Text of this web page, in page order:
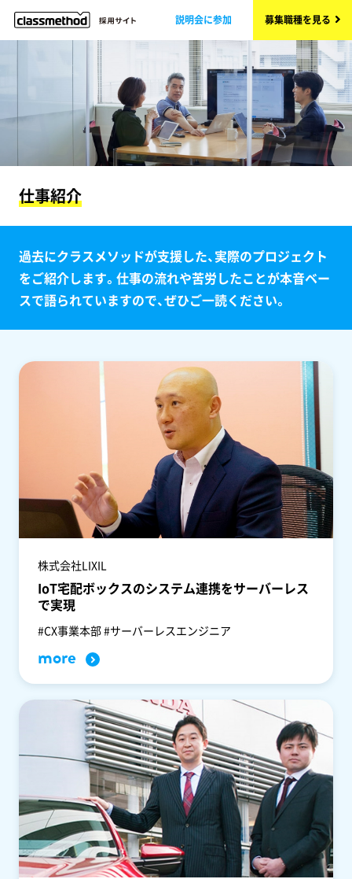
説明会に参加 募集職種を見る
仕事紹介
過去にクラスメソッドが支援した、実際のプロジェクト
をご紹介します。仕事の流れや苦労したことが本音ベー
スで語られていますので、ぜひご一読ください。
株式会社LIXIL
IoT宅配ボックスのシステム連携をサーバーレス
で実現
#CX事業本部 #サーバーレスエンジニア
more